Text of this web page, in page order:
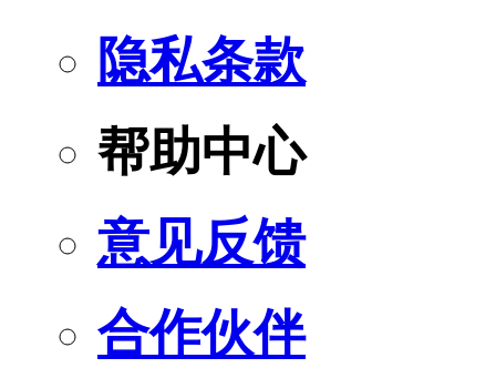
隐私条款
帮助中心
意见反馈
合作伙伴